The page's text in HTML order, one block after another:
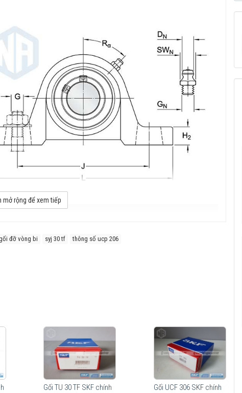
mở rộng để xem tiếp
đỡ vòng bi syj 30 tf thông số ucp 206
Gối TU 30 TF SKF chính
Gối UCF 306 SKF chính